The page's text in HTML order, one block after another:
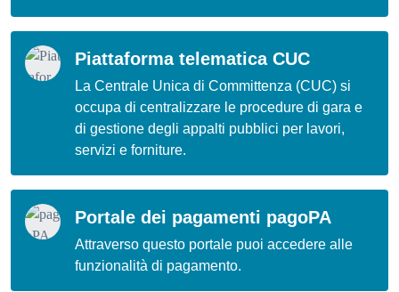
Piattaforma telematica CUC
La Centrale Unica di Committenza (CUC) si
occupa di centralizzare le procedure di gara e
di gestione degli appalti pubblici per lavori,
servizi e forniture.
Portale dei pagamenti pagoPA
Attraverso questo portale puoi accedere alle
funzionalità di pagamento.